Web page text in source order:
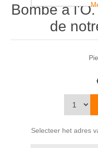
Bombe à
de
Selecteer het adres